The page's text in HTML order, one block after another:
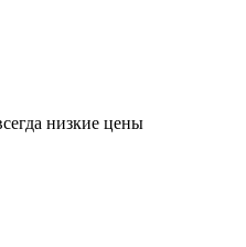
низкие цены